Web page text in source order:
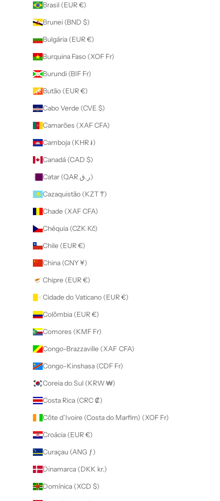
Brasil (EUR €)
Brunei (BND $)
Bulgária (EUR €)
Burquina Faso (XOF Fr)
Burundi (BIF Fr)
Butão (EUR €)
Cabo Verde (CVE $)
Camarões (XAF CFA)
Camboja (KHR ៛)
Canadá (CAD $)
Catar (QAR ر.ق)
Cazaquistão (KZT ₸)
Chade (XAF CFA)
Chéquia (CZK Kč)
Chile (EUR €)
China (CNY ¥)
Chipre (EUR €)
Cidade do Vaticano (EUR €)
Colômbia (EUR €)
Comores (KMF Fr)
Congo-Brazzaville (XAF CFA)
Congo-Kinshasa (CDF Fr)
Coreia do Sul (KRW ₩)
Costa Rica (CRC ₡)
Côte d’Ivoire (Costa do Marfim) (XOF Fr)
Croácia (EUR €)
Curaçau (ANG ƒ)
Dinamarca (DKK kr.)
Domínica (XCD $)